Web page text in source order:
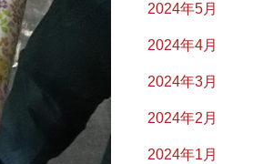
2024年5月
2024年4月
2024年3月
2024年2月
2024年1月